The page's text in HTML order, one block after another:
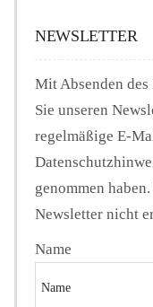
NEWSLETTER
Mit Absenden des
Sie unseren
regelmäßige E-
genommen
Newsletter nicht
Name